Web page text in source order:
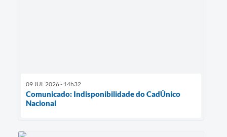
09 JUL 2026 - 14h32
Comunicado: Indisponibilidade do CadÚnico
Nacional